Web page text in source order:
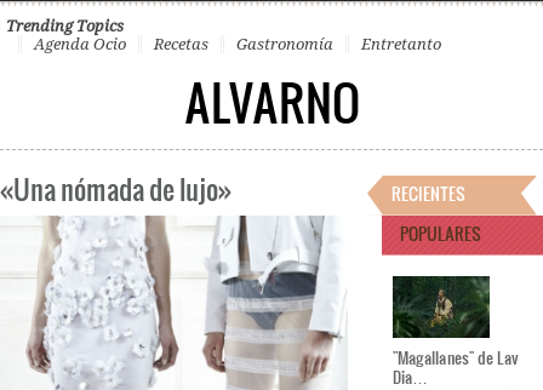
Trending Topics
Agenda Ocio
Recetas Gastronomía Entretanto
ALVARNO
«Una nómada de lujo»
RECIENTES
POPULARES
"Magallanes" de Lav
Dia…